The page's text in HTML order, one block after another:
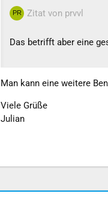
Zitat von prvvl
Das betrifft aber eine
Man kann eine weitere
Viele Grüße
Julian